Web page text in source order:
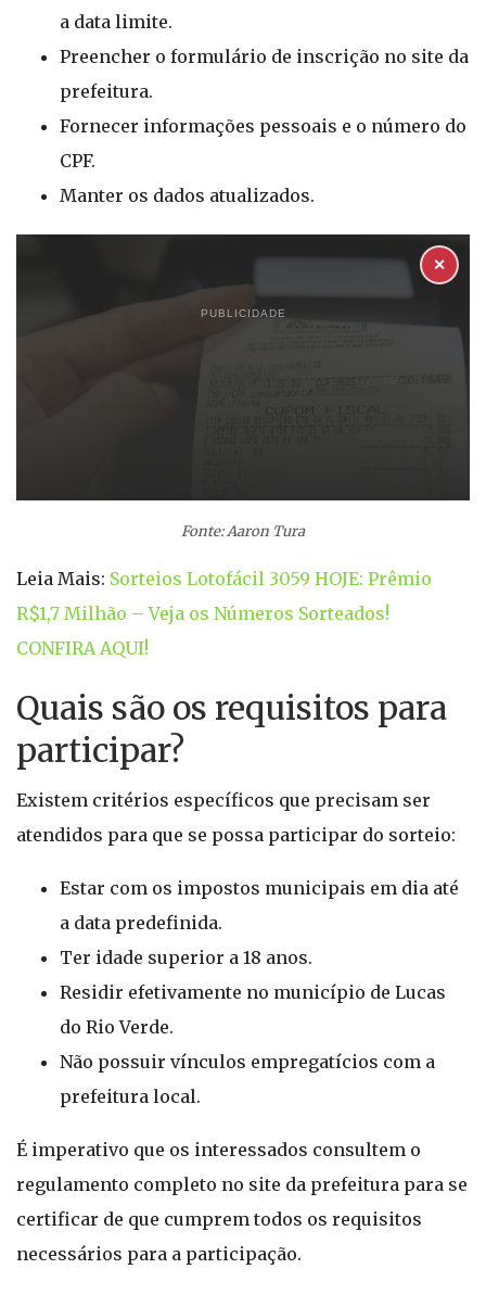
a data limite.
Preencher o formulário de inscrição no site da
prefeitura.
Fornecer informações pessoais e o número do
CPF.
Manter os dados atualizados.
PUBLICIDADE
✕
Fonte: Aaron Tura
Leia Mais: Sorteios Lotofácil 3059 HOJE: Prêmio
R$1,7 Milhão – Veja os Números Sorteados!
CONFIRA AQUI!
Quais são os requisitos para
participar?
Existem critérios específicos que precisam ser
atendidos para que se possa participar do sorteio:
Estar com os impostos municipais em dia até
a data predefinida.
Ter idade superior a 18 anos.
Residir efetivamente no município de Lucas
do Rio Verde.
Não possuir vínculos empregatícios com a
prefeitura local.
É imperativo que os interessados consultem o
regulamento completo no site da prefeitura para se
certificar de que cumprem todos os requisitos
necessários para a participação.